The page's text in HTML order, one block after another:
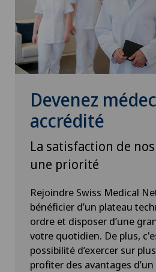
Devenez
accrédité
La satisfaction de
une priorité
Rejoindre Swiss Medical
bénéficier d’un plateau
ordre et disposer d’une
votre quotidien. De plus,
possibilité d’exercer sur
profiter des avantages